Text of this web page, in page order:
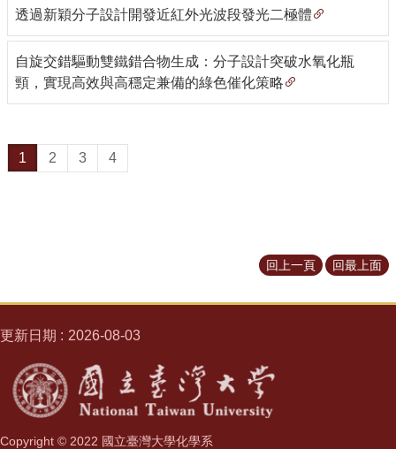
於
化
學
系
成
員
生
訊
課
透過新穎分子設計開發近紅外光波段發光二極體
自旋交錯驅動雙鐵錯合物生成：分子設計突破水氧化瓶
頸，實現高效與高穩定兼備的綠色催化策略
1 2 3 4
回上一頁 回最上面
更新日期 2026-08-03
Copyright © 2022 國立臺灣大學化學系